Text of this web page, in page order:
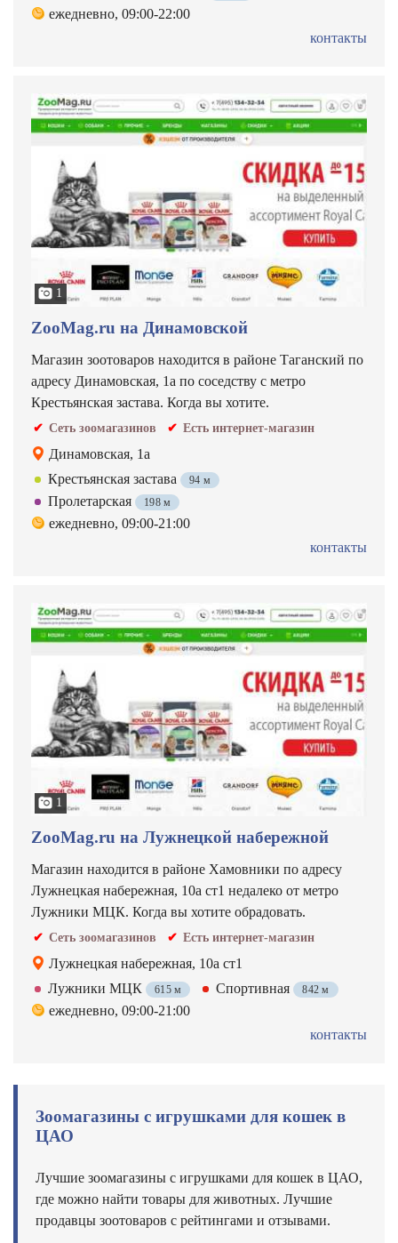
Зоомагазины с игрушками для кошек в
ЦАО
Лучшие зоомагазины с игрушками для кошек в ЦАО,
где можно найти товары для животных. Лучшие
продавцы зоотоваров с рейтингами и отзывами.
ежедневно, 09:00-22:00
контакты
1
ZooMag.ru на Динамовской
Магазин зоотоваров находится в районе Таганский по
адресу Динамовская, 1а по соседству с метро
Крестьянская застава. Когда вы хотите.
Сеть зоомагазинов Есть интернет-магазин
Динамовская, 1а
Крестьянская застава
94 м
Пролетарская 198 м
ежедневно, 09:00-21:00
контакты
1
ZooMag.ru на Лужнецкой набережной
Магазин находится в районе Хамовники по адресу
Лужнецкая набережная, 10а ст1 недалеко от метро
Лужники МЦК. Когда вы хотите обрадовать.
Сеть зоомагазинов Есть интернет-магазин
Лужнецкая набережная, 10а ст1
Лужники МЦК
615 м Спортивная 842 м
ежедневно, 09:00-21:00
контакты